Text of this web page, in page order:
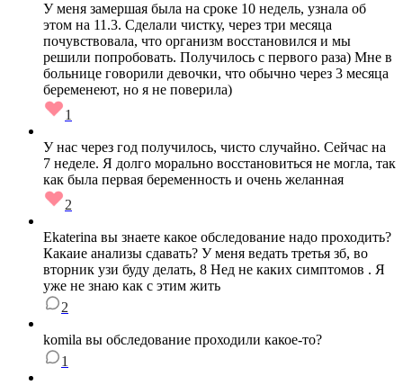
У меня замершая была на сроке 10 недель, узнала об
этом на 11.3. Сделали чистку, через три месяца
почувствовала, что организм восстановился и мы
решили попробовать. Получилось с первого раза) Мне в
больнице говорили девочки, что обычно через 3 месяца
беременеют, но я не поверила)
1
У нас через год получилось, чисто случайно. Сейчас на
7 неделе. Я долго морально восстановиться не могла, так
как была первая беременность и очень желанная
2
Ekaterina вы знаете какое обследование надо проходить?
Какаие анализы сдавать? У меня ведать третья зб, во
вторник узи буду делать, 8 Нед не каких симптомов . Я
уже не знаю как с этим жить
2
komila вы обследование проходили какое-то?
1